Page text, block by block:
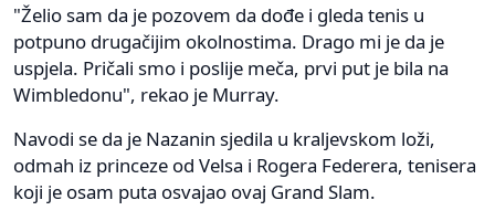
"Želio sam da je pozovem da dođe i gleda tenis u
potpuno drugačijim okolnostima. Drago mi je da je
uspjela. Pričali smo i poslije meča, prvi put je bila na
Wimbledonu", rekao je Murray.
Navodi se da je Nazanin sjedila u kraljevskom loži,
odmah iz princeze od Velsa i Rogera Federera, tenisera
koji je osam puta osvajao ovaj Grand Slam.